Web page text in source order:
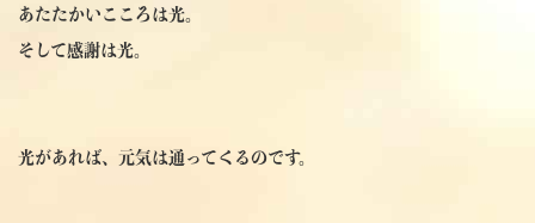
あたたかいこころは光。
そして感謝は光。
光があれば、元気は通ってくるのです。